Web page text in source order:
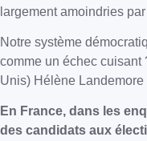
largement amoindries
Notre système
comme un échec cuisant
Unis) Hélène
En France, dans les
des candidats aux